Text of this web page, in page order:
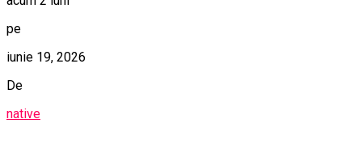
pe
iunie 19, 2026
De
native